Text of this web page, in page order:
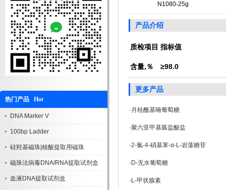
热门产品 Hot
DNA Marker V
100bp Ladder
硅羟基磁珠|核酸提取用磁珠
磁珠法病毒DNA/RNA提取试剂盒
血液DNA提取试剂盒
N1080-25g
产品介绍
质检项目 指标值
含量,％ ≥98.0
更多产品
· 月桂酰基喃葡萄糖
·聚六亚甲基胍盐酸盐
·2-氯-4-硝基苯-α-L-岩藻糖苷
· D-无水葡萄糖
· L-甲状腺素